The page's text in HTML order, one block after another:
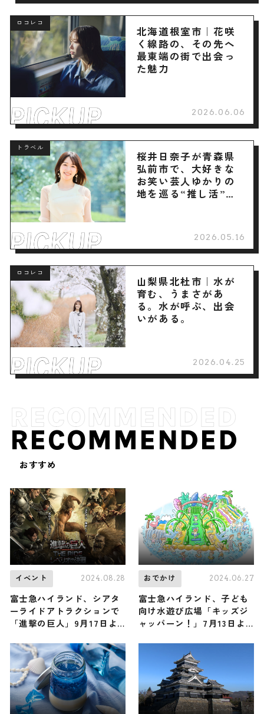
ロコレコ
北海道根室市｜花咲
く線路の、その先へ
最東端の街で出会っ
た魅力
2026.06.06
トラベル
桜井日奈子が青森県
弘前市で、大好きな
お笑い芸人ゆかりの
地を巡る“推し活”旅
2026.05.16
ロコレコ
山梨県北杜市｜水が
育む、うまさがあ
る。水が呼ぶ、出会
いがある。
2026.04.25
RECOMMENDED
おすすめ
イベント 2024.08.28
富士急ハイランド、シアタ
ーライドアトラクションで
「進撃の巨人」9月17日よ
おでかけ 2024.06.27
富士急ハイランド、子ども
向け水遊び広場「キッズジ
ャッパーン！」7月13日よ